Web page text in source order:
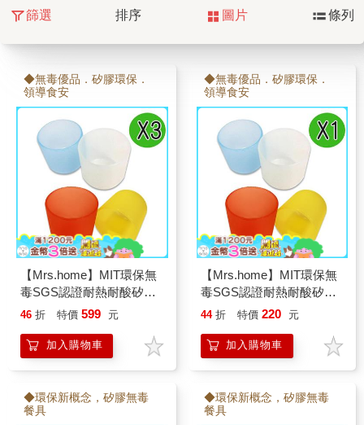
篩選 排序 圖片 條列
◆無毒優品．矽膠環保．
領導食安
【Mrs.home】MIT環保無
毒SGS認證耐熱耐酸矽膠
水杯x3入
46 折 特價 599 元
加入購物車
◆無毒優品．矽膠環保．
領導食安
【Mrs.home】MIT環保無
毒SGS認證耐熱耐酸矽膠
水杯
44 折 特價 220 元
加入購物車
◆環保新概念，矽膠無毒
餐具
◆環保新概念，矽膠無毒
餐具